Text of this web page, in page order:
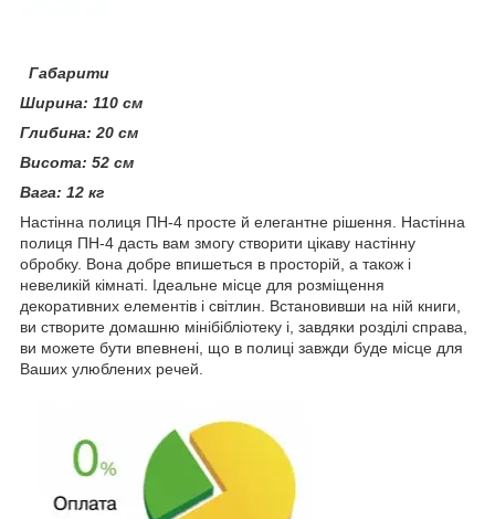
Габарити
Ширина: 110 см
Глибина:20 см
Висота: 52 см
Вага: 12 кг
Настінна полиця ПН-4 просте й елегантне рішення. Настінна
полиця ПН-4 дасть вам змогу створити цікаву настінну
обробку. Вона добре впишеться в просторій, а також і
невеликій кімнаті. Ідеальне місце для розміщення
декоративних елементів і світлин. Встановивши на ній книги,
ви створите домашню мінібібліотеку і, завдяки розділі справа,
ви можете бути впевнені, що в полиці завжди буде місце для
Ваших улюблених речей.